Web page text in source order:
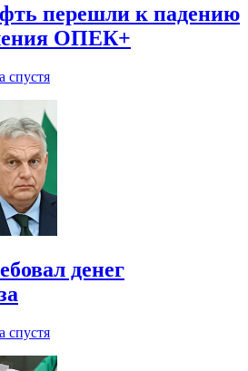
перешли к падению
ОПЕК+
спустя
денег
спустя